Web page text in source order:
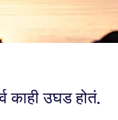
काही उघड होतं.